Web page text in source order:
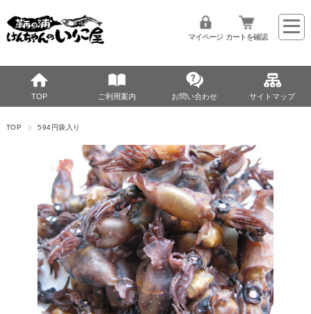
マイページ カートを確認
TOP ご利用案内 お問い合わせ サイトマップ
TOP 594円袋入り